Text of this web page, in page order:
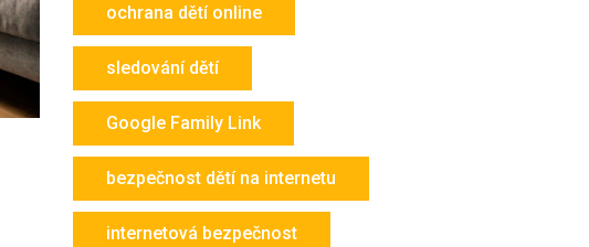
ochrana dětí online
sledování dětí
Google Family Link
bezpečnost dětí na internetu
internetová bezpečnost